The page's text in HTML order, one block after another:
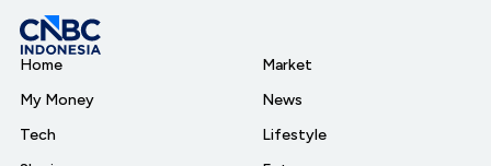
Home
My Money
Tech
Market
News
Lifestyle